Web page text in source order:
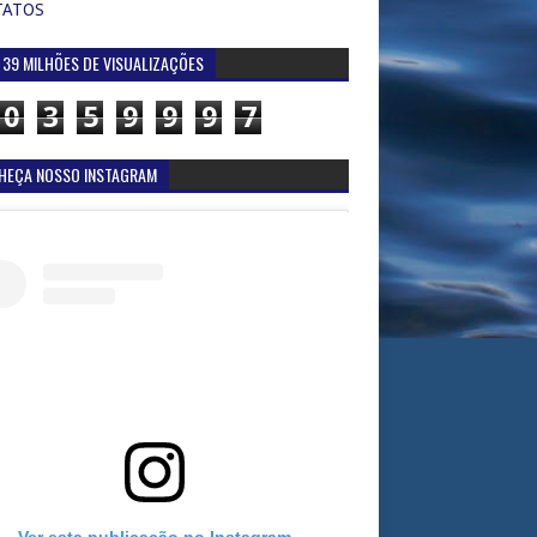
MILHÕES DE VISUALIZAÇÕES
0 3 5 9 9 9 7
NOSSO INSTAGRAM